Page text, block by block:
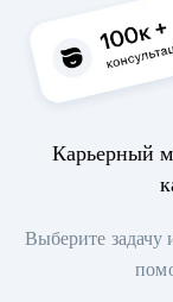
Карьерный
Выберите задачу